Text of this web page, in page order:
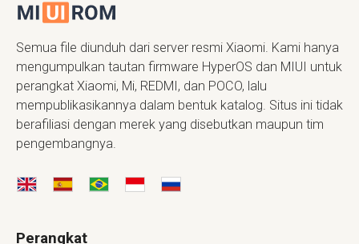
Semua file diunduh dari server resmi Xiaomi. Kami hanya
mengumpulkan tautan firmware HyperOS dan MIUI untuk
perangkat Xiaomi, Mi, REDMI, dan POCO, lalu
mempublikasikannya dalam bentuk katalog. Situs ini tidak
berafiliasi dengan merek yang disebutkan maupun tim
pengembangnya.
Perangkat